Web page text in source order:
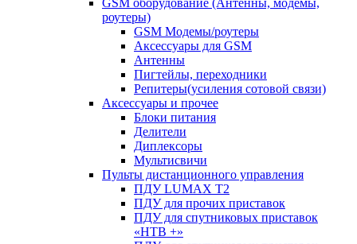
GSM оборудование (Антенны, модемы,
роутеры)
GSM Модемы/роутеры
Аксессуары для GSM
Антенны
Пигтейлы, переходники
Репитеры(усиления сотовой связи)
Аксессуары и прочее
Блоки питания
Делители
Диплексоры
Мультисвичи
Пульты дистанционного управления
ПДУ LUMAX Т2
ПДУ для прочих приставок
ПДУ для спутниковых приставок
«НТВ +»